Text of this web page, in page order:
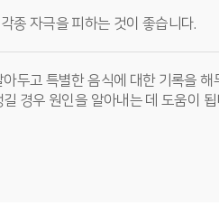
종 자극을 피하는 것이 좋습니다.
두고 특별한 음식에 대한 기록을 해
경우 원인을 알아내는 데 도움이